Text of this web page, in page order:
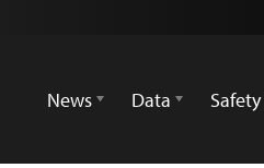
News
Data